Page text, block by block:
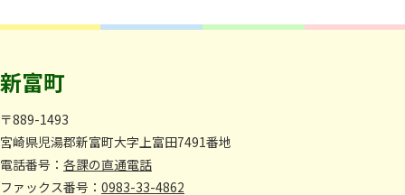
新富町
〒889-1493
宮崎県児湯郡新富町大字上富田7491番地
電話番号： 各課の直通電話
ファックス番号： 0983-33-4862